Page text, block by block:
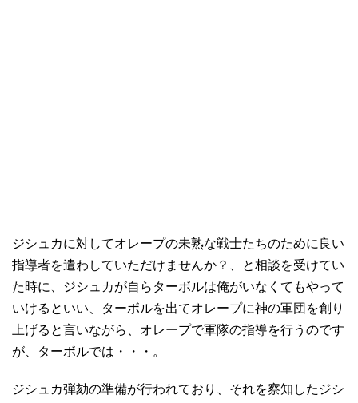
ジシュカに対してオレープの未熟な戦士たちのために良い
指導者を遣わしていただけませんか？、と相談を受けてい
た時に、ジシュカが自らターボルは俺がいなくてもやって
いけるといい、ターボルを出てオレープに神の軍団を創り
上げると言いながら、オレープで軍隊の指導を行うのです
が、ターボルでは・・・。
ジシュカ弾劾の準備が行われており、それを察知したジシ